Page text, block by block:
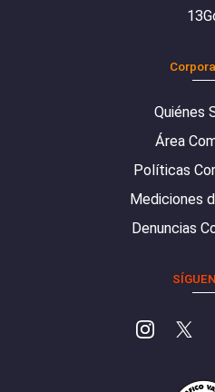
Quiénes
Área
Políticas
Mediciones
Denuncias